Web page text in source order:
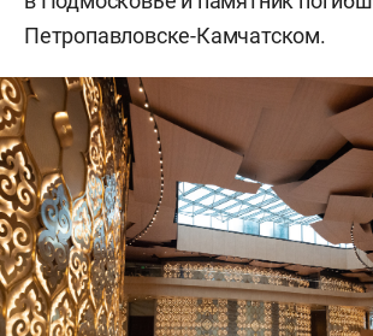
Петропавловске-Камчатском.